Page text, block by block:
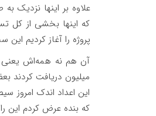
علاوه بر اینها نزدیک
که اینها بخشی از کل
پروژه را آغاز کردیم
آن هم نه همه‌اش یعنی
میلیون دریافت کردند
این اعداد اندک امروز
که بنده عرض کردم این